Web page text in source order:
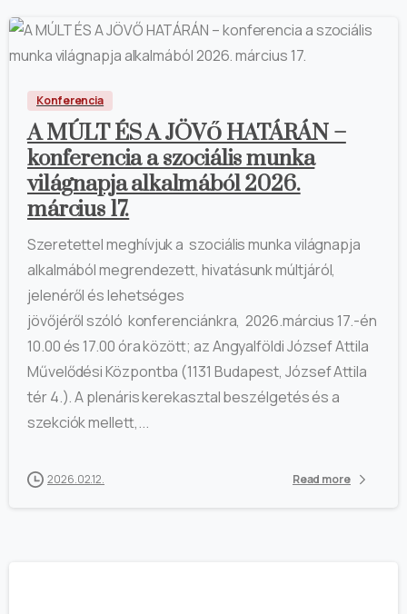
Konferencia
A MÚLT ÉS A JÖVŐ HATÁRÁN –
konferencia a szociális munka
világnapja alkalmából 2026.
március 17.
Szeretettel meghívjuk a szociális munka világnapja
alkalmából megrendezett, hivatásunk múltjáról,
jelenéről és lehetséges
jövőjéről szóló konferenciánkra, 2026.március 17.-én
10.00 és 17.00 óra között; az Angyalföldi József Attila
Művelődési Központba (1131 Budapest, József Attila
tér 4.). A plenáris kerekasztal beszélgetés és a
szekciók mellett,...
2026.02.12. Read more